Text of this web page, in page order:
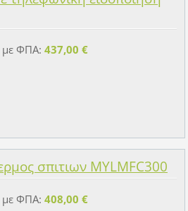
με ΦΠΑ: 437,00 €
σπιτιων MYLMFC300
με ΦΠΑ: 408,00 €